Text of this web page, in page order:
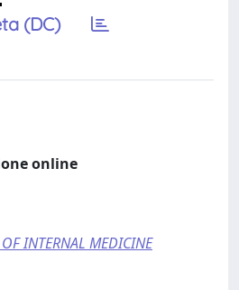
(DC)
online
INTERNAL MEDICINE